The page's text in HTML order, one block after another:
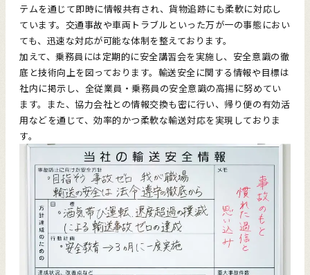
テムを通じて即時に情報共有され、貨物追跡にも柔軟に対応し
ています。交通事故や車両トラブルといった万が一の事態におい
ても、迅速な対応が可能な体制を整えております。
加えて、乗務員には定期的に安全講習会を実施し、安全意識の徹
底と技術向上を図っております。輸送安全に関する情報や目標は
社内に掲示し、全従業員・乗務員の安全意識の高揚に努めてい
ます。また、協力会社との情報交換も密に行い、帰り便の有効活
用などを通じて、効率的かつ柔軟な輸送対応を実現しておりま
す。